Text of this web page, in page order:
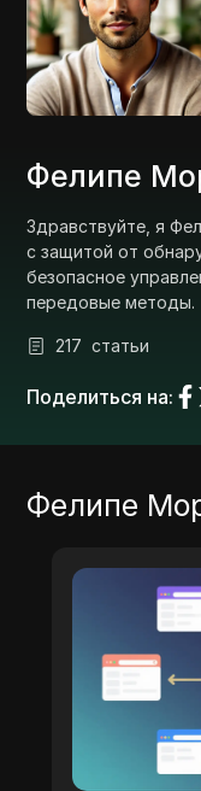
Фелипе
Здравствуйте, я
с защитой от
безопасное
передовые методы.
217 статьи
Поделиться на:
Фелипе